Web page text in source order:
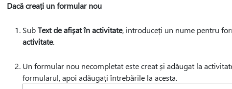
Dacă creați un formular nou
SubText de afișat în activitate, introduceți un nume pentru
activitate.
Un formular nou necompletat este creat și adăugat la
formularul, apoi adăugați întrebările la acesta.